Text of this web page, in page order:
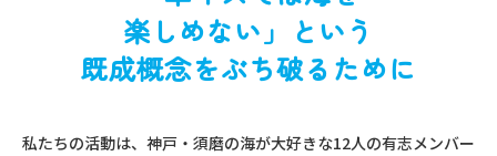
楽しめない」という
既成概念をぶち破るために
私たちの活動は、神戸・須磨の海が大好きな12人の有志メンバー